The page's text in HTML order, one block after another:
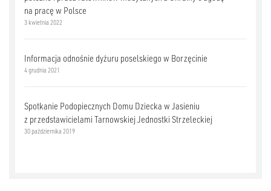
na pracę w Polsce
3 kwietnia 2022
Informacja odnośnie dyżuru poselskiego w Borzęcinie
4 grudnia 2021
Spotkanie Podopiecznych Domu Dziecka w Jasieniu
z przedstawicielami Tarnowskiej Jednostki Strzeleckiej
30 października 2019